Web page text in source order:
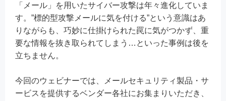
「メール」を用いたサイバー攻撃は年々進化していま
す。”標的型攻撃メールに気を付ける”という意識はあ
りながらも、巧妙に仕掛けられた罠に気がつかず、重
要な情報を抜き取られてしまう…といった事例は後を
立ちません。
今回のウェビナーでは、メールセキュリティ製品・サ
ービスを提供するベンダー各社にお集まりいただき、